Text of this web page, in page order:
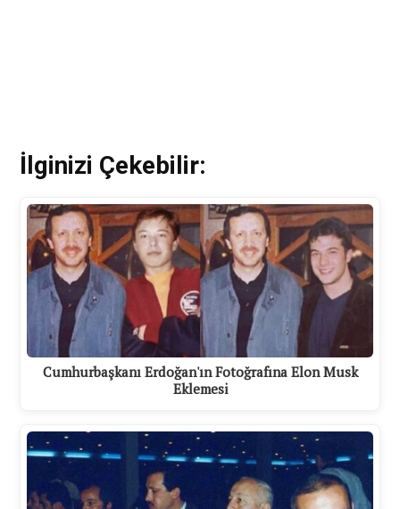
İlginizi Çekebilir:
Cumhurbaşkanı Erdoğan'ın Fotoğrafına Elon Musk
Eklemesi